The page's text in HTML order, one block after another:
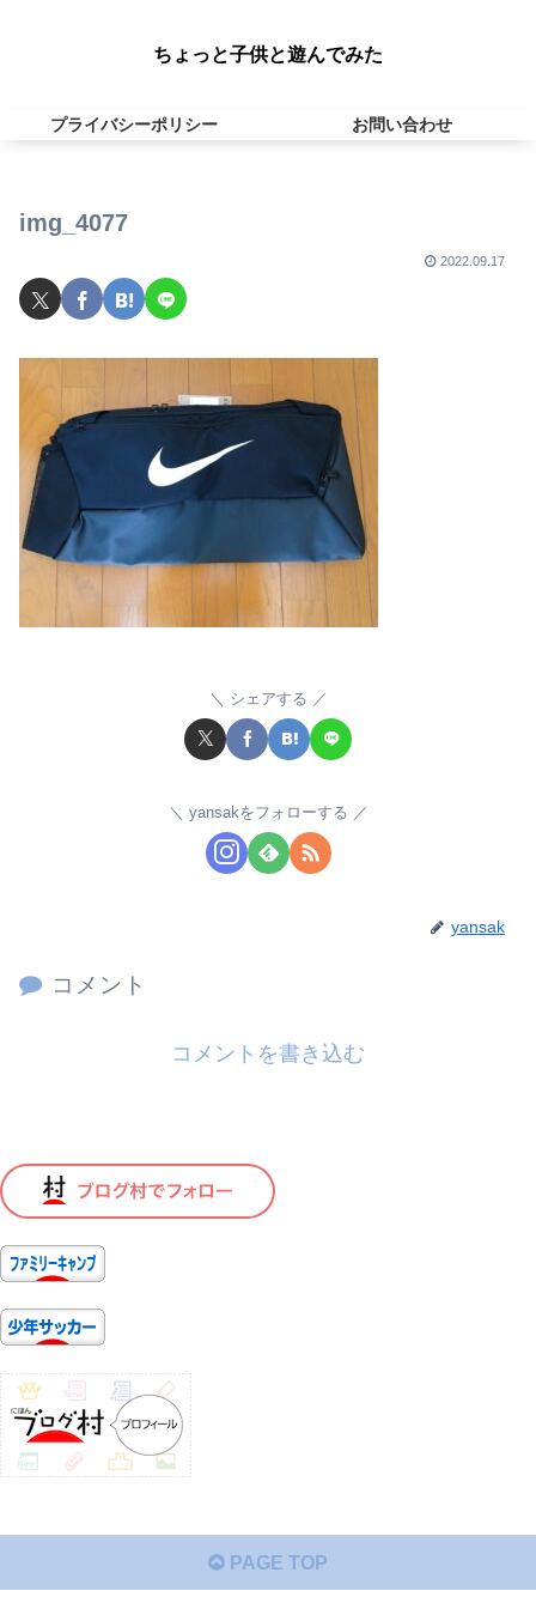
ちょっと子供と遊んでみた
プライバシーポリシー お問い合わせ
img_4077
2022.09.17
シェアする
yansakをフォローする
yansak
コメント
コメントを書き込む
PAGE TOP